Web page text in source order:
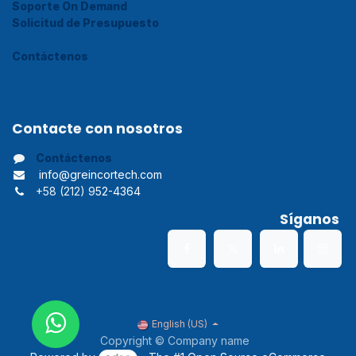
Soporte On Demand
Solicitud de Presupuesto
Contáctenos
Contacte con nosotros
Contáctenos
info@greincortech.com
+58 (212) 952-4364
Síganos
Copyright © Company name
English (US)